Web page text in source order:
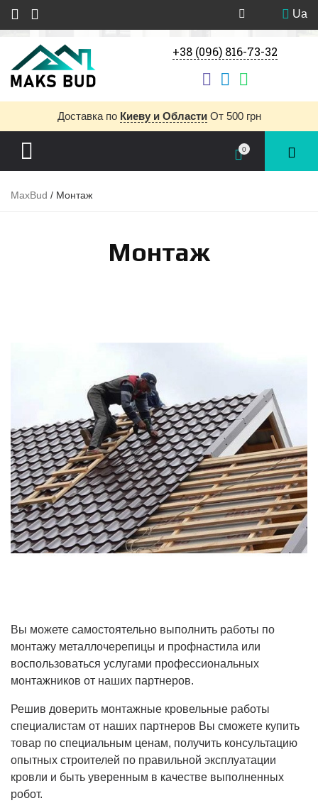
Ua
+38 (096) 816-73-32
Доставка по Киеву и Области От 500 грн
0
MaxBud / Монтаж
Монтаж
Вы можете самостоятельно выполнить работы по
монтажу металлочерепицы и профнастила или
воспользоваться услугами профессиональных
монтажников от наших партнеров.
Решив доверить монтажные кровельные работы
специалистам от наших партнеров Вы сможете купить
товар по специальным ценам, получить консультацию
опытных строителей по правильной эксплуатации
кровли и быть уверенным в качестве выполненных
робот.